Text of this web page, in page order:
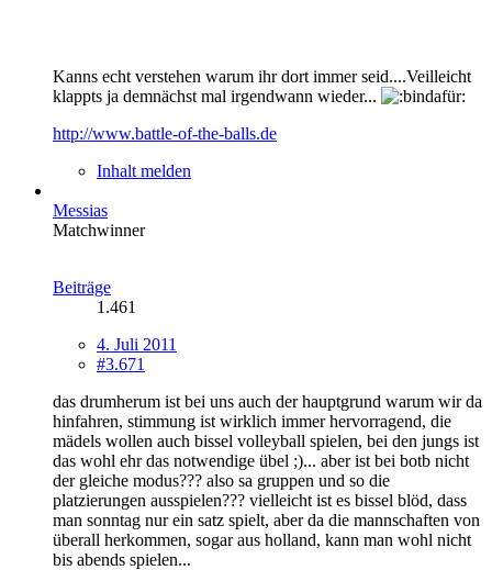
Kanns echt verstehen warum ihr dort immer seid....Veilleicht
klappts ja demnächst mal irgendwann wieder...
http://www.battle-of-the-balls.de
Inhalt melden
Messias
Matchwinner
Beiträge
1.461
4. Juli 2011
#3.671
das drumherum ist bei uns auch der hauptgrund warum wir da
hinfahren, stimmung ist wirklich immer hervorragend, die
mädels wollen auch bissel volleyball spielen, bei den jungs ist
das wohl ehr das notwendige übel ;)... aber ist bei botb nicht
der gleiche modus??? also sa gruppen und so die
platzierungen ausspielen??? vielleicht ist es bissel blöd, dass
man sonntag nur ein satz spielt, aber da die mannschaften von
überall herkommen, sogar aus holland, kann man wohl nicht
bis abends spielen...